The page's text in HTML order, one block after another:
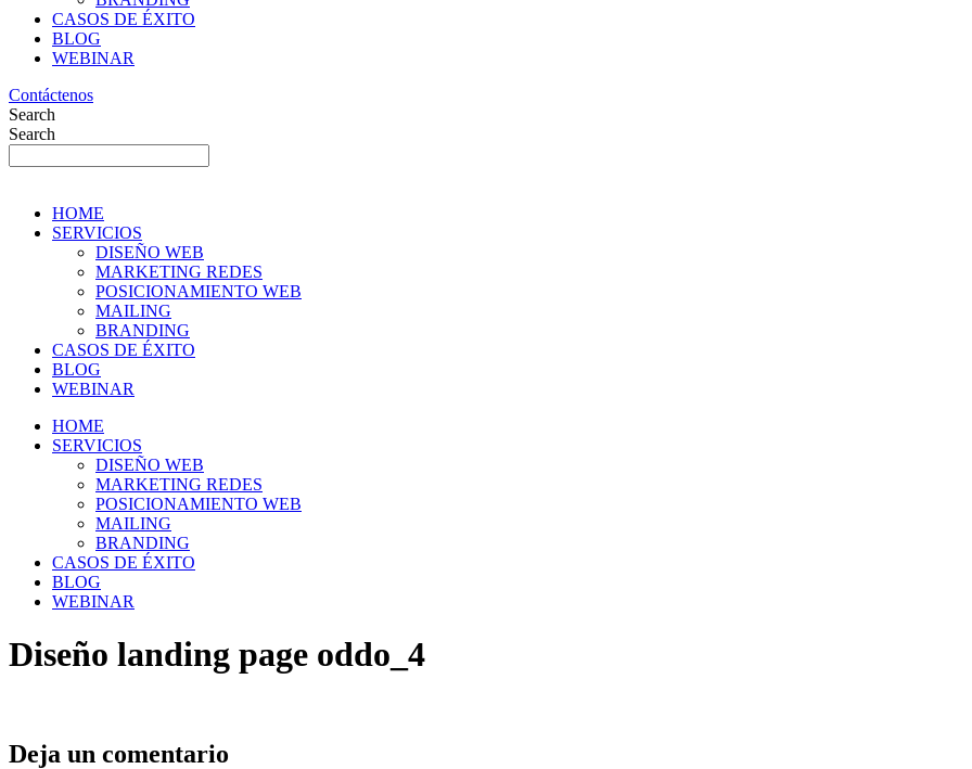
CASOS DE ÉXITO
BLOG
WEBINAR
Contáctenos
Search
Search
HOME
SERVICIOS
DISEÑO WEB
MARKETING REDES
POSICIONAMIENTO WEB
MAILING
BRANDING
CASOS DE ÉXITO
BLOG
WEBINAR
HOME
SERVICIOS
DISEÑO WEB
MARKETING REDES
POSICIONAMIENTO WEB
MAILING
BRANDING
CASOS DE ÉXITO
BLOG
WEBINAR
Diseño landing page oddo_4
Deja un comentario